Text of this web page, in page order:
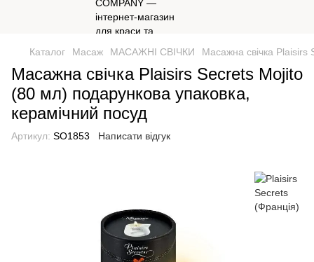
Каталог Масаж МАСАЖНІ СВІЧКИ Масажна свічка Plaisirs
Масажна свічка Plaisirs Secrets Mojito
(80 мл) подарункова упаковка,
керамічний посуд
Артикул: SO1853 Написати відгук